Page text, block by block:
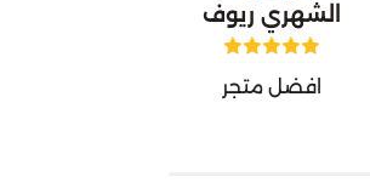
الشهري ريوف
افضل متجر